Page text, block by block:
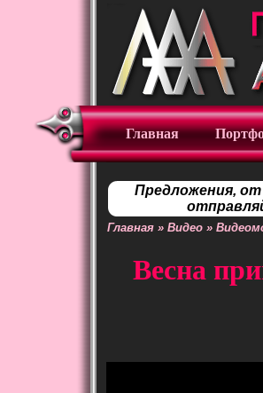
Главная
Предложения,
Главная » Видео »
Весна